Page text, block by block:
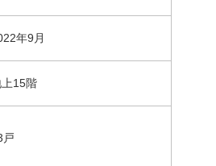
年9月
15階
戸